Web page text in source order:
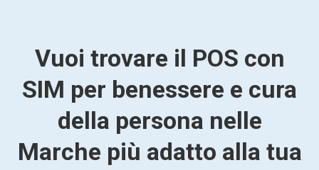
Vuoi trovare il POS con
SIM per benessere e cura
della persona nelle
Marche più adatto alla tua